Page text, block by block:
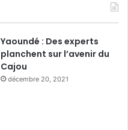
Yaoundé : Des experts
planchent sur l’avenir du
Cajou
décembre 20, 2021